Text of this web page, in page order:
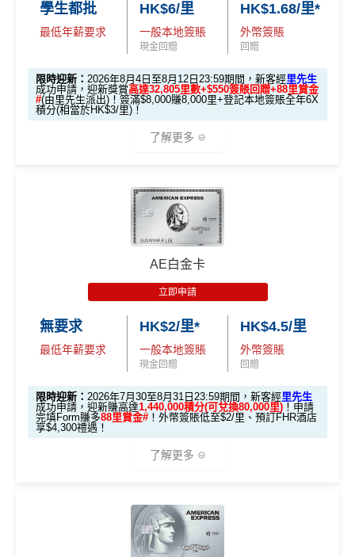
學生都批
最低年薪要求
HK$6/里
一般本地簽賬
現金回贈
HK$1.68/里*
外幣簽賬
回贈
限時迎新： 2026年8月4日至8月12日23:59期間，新客經里先生
成功申請，迎新獎賞高達32,805里數+$550簽賬回贈+88里賞金
#(由里先生派出)！簽滿$8,000賺8,000里+登記本地簽賬全年6X
積分(相當於HK$3/里)！
了解更多
條件 (於首3個月內
🎯 第一階段：開卡必做 (登記特別優惠)
1️⃣ 啟動「本地簽賬 6
X 積分」優惠（每季
上限 HK$15,000）
📍登記優惠 1：htt
ps://shorturl.at/K
0.75X 積分」優惠
（每季上限 HK$10,0
00）
AE白金卡
立即申請
無要求
最低年薪要求
HK$2/里*
一般本地簽賬
現金回贈
HK$4.5/里
外幣簽賬
回贈
限時迎新： 2026年7月30至8月31日23:59期間，新客經里先生
成功申請，迎新賺高達1,440,000積分(可兌換80,000里) ！申請
完填Form賺多88里賞金# ！外幣簽賬低至$2/里、預訂FHR酒店
享$4,300禮遇！
了解更多
迎新禮遇 AE白金卡里先生優惠
2026年7月30日至8月31日23:59期間